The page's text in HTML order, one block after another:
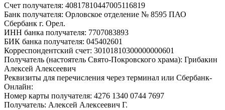
Счет получателя: 40817810447005116819
Банк получателя: Орловское отделение № 8595 ПАО
Сбербанк г. Орел.
ИНН банка получателя: 7707083893
БИК банка получателя: 045402601
Корреспондентский счет: 30101810300000000601
Получатель (настоятель Свято-Покровского храма): Грибакин
Алексей Алексеевич
Реквизиты для перечисления через терминал или Сбербанк-
Онлайн:
Номер карты получателя: 4276 1340 0744 7697
Получатель: Алексей Алексеевич Г.